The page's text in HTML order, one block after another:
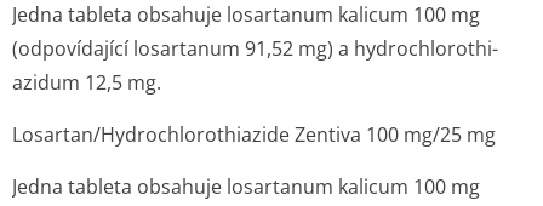
Jedna tableta obsahuje losartanum kalicum 100 mg
(odpovídající losartanum 91,52 mg) a hydrochlorothi­
azidum 12,5 mg.
Losartan/Hydrochlo­rothiazide Zentiva 100 mg/25 mg
Jedna tableta obsahuje losartanum kalicum 100 mg